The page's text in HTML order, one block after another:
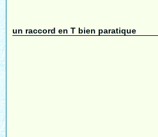
un raccord en T bien paratique